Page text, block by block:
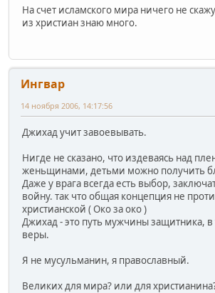
На счет исламского мира ничего не
из христиан знаю много.
Ингвар
14 ноября 2006, 14:17:56
Джихад учит завоевывать.
Нигде не сказано, что издеваясь над
женьщинами, детьми можно получить
Даже у врага всегда есть выбор,
войну. так что общая концепция не
христианской ( Око за око )
Джихад - это путь мужчины защитника, в
веры.
Я не мусульманин, я православный.
Великих для мира? или для